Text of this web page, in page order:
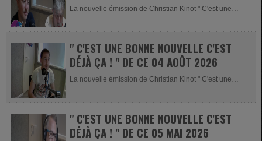
La nouvelle émission de Christian Kinot " C'est une
" C'EST UNE BONNE NOUVELLE C'EST
DÉJÀ ÇA ! " DE CE 04 AOÛT 2026
La nouvelle émission de Christian Kinot " C'est une
" C'EST UNE BONNE NOUVELLE C'EST
DÉJÀ ÇA ! " DE CE 05 MAI 2026